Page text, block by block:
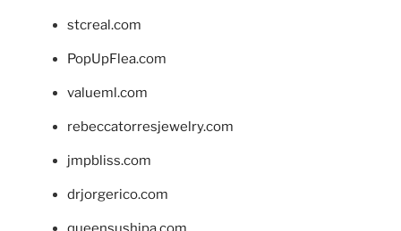
stcreal.com
PopUpFlea.com
valueml.com
rebeccatorresjewelry.com
jmpbliss.com
drjorgerico.com